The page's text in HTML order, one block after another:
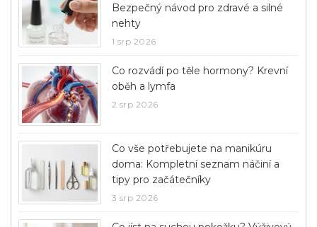
Bezpečný návod pro zdravé a silné
nehty
1 srp 2026
Co rozvádí po těle hormony? Krevní
oběh a lymfa
2 srp 2026
Co vše potřebujete na manikúru
doma: Kompletní seznam náčiní a
tipy pro začátečníky
3 srp 2026